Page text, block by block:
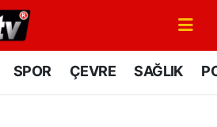
SPOR ÇEVRE SAĞLIK
Eczaneler